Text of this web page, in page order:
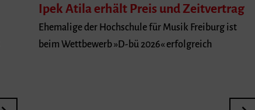
Ipek Atila erhält Preis und Zeitvertrag
Ehemalige der Hochschule für Musik Freiburg ist
beim Wettbewerb »D-bü 2026« erfolgreich